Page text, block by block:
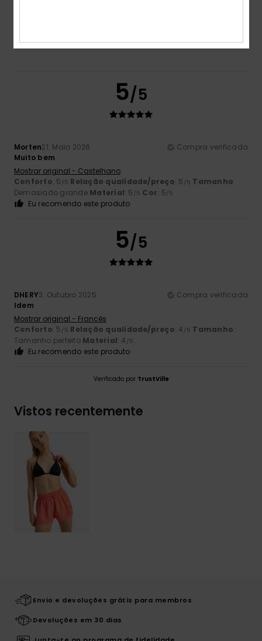
5/5
Morten21. Maio 2026
Compra verificada
Muito bem
Mostrar original - Castelhano
Conforto: 5 /5 Relação qualidade/preço: 5 /5 Tamanho:
Demasiado grande Material: 5 /5 Cor: 5/5
Eu recomendo este produto
5/5
DHERY3. Outubro 2025
Compra verificada
Idem
Mostrar original - Francês
Conforto: 5 /5 Relação qualidade/preço: 4 /5 Tamanho:
Tamanho perfeito Material: 4 /5
Eu recomendo este produto
Verificado por TrustVille
Vistos recentemente
Envio e devoluções grátis para membros
Devoluções em 30 dias